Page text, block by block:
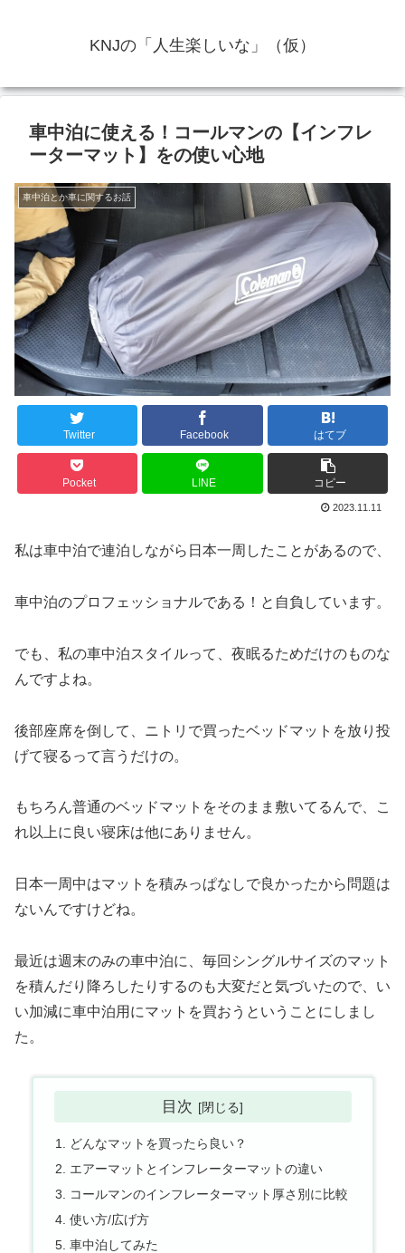
KNJの「人生楽しいな」（仮）
車中泊に使える！コールマンの【インフレ
ーターマット】をの使い心地
車中泊とか車に関するお話
Twitter Facebook はてブ
Pocket LINE コピー
2023.11.11
私は車中泊で連泊しながら日本一周したことがあるので、
車中泊のプロフェッショナルである！と自負しています。
でも、私の車中泊スタイルって、夜眠るためだけのものな
んですよね。
後部座席を倒して、ニトリで買ったベッドマットを放り投
げて寝るって言うだけの。
もちろん普通のベッドマットをそのまま敷いてるんで、こ
れ以上に良い寝床は他にありません。
日本一周中はマットを積みっぱなしで良かったから問題は
ないんですけどね。
最近は週末のみの車中泊に、毎回シングルサイズのマット
を積んだり降ろしたりするのも大変だと気づいたので、い
い加減に車中泊用にマットを買おうということにしまし
た。
目次
どんなマットを買ったら良い？
エアーマットとインフレーターマットの違い
コールマンのインフレーターマット厚さ別に比較
使い方/広げ方
車中泊してみた